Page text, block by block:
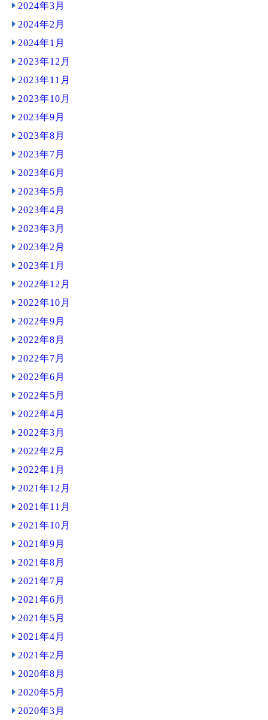
2024年3月
2024年2月
2024年1月
2023年12月
2023年11月
2023年10月
2023年9月
2023年8月
2023年7月
2023年6月
2023年5月
2023年4月
2023年3月
2023年2月
2023年1月
2022年12月
2022年10月
2022年9月
2022年8月
2022年7月
2022年6月
2022年5月
2022年4月
2022年3月
2022年2月
2022年1月
2021年12月
2021年11月
2021年10月
2021年9月
2021年8月
2021年7月
2021年6月
2021年5月
2021年4月
2021年2月
2020年8月
2020年5月
2020年3月